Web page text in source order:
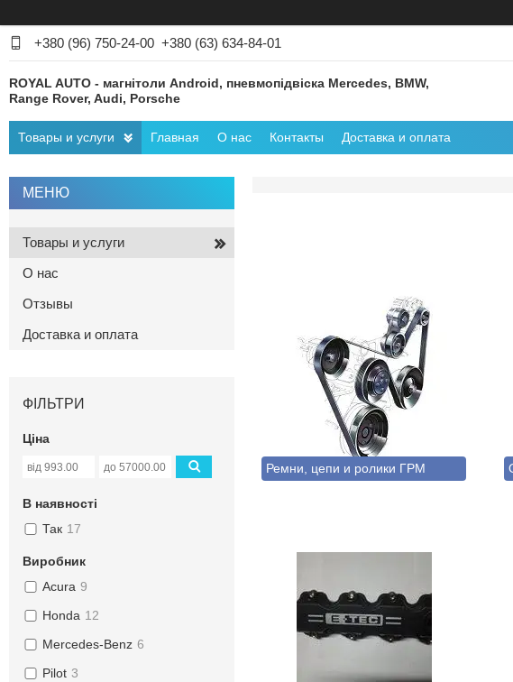
+380 (96) 750-24-00 +380 (63) 634-84-01
ROYAL AUTO - магнітоли Android, пневмопідвіска Mercedes, BMW,
Range Rover, Audi, Porsche
Товары и услуги Главная О нас Контакты Доставка и оплата
Ремни, цепи и ролики ГРМ
Товары и услуги
О нас
Отзывы
Доставка и оплата
ФІЛЬТРИ
Ціна
В наявності
Так 17
Виробник
Acura 9
Honda 12
Mercedes-Benz 6
Pilot 3